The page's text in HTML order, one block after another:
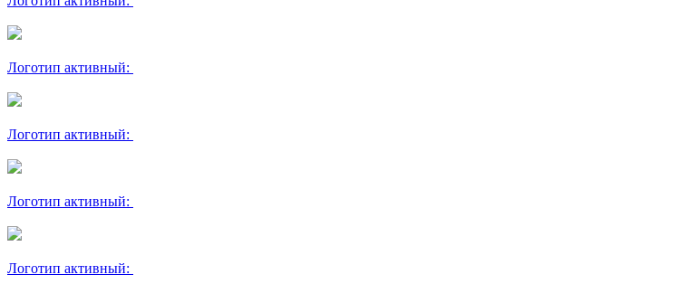
Логотип активный:
Логотип активный:
Логотип активный:
Логотип активный: